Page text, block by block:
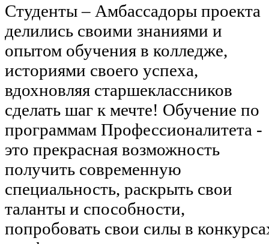
Студенты – Амбассадоры проекта
делились своими знаниями и
опытом обучения в колледже,
историями своего успеха,
вдохновляя старшеклассников
сделать шаг к мечте! Обучение по
программам Профессионалитета -
это прекрасная возможность
получить современную
специальность, раскрыть свои
таланты и способности,
попробовать свои силы в